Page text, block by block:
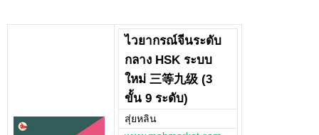
ไวยากรณ์จีนระดับ
กลาง HSK ระบบ
ใหม่ 三等九级 (3
ขั้น 9 ระดับ)
สุ่ยหลิน